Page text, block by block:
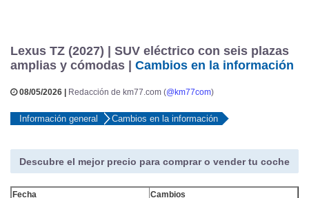
Lexus TZ (2027) | SUV eléctrico con seis plazas
amplias y cómodas | Cambios en la información
08/05/2026 | Redacción de km77.com (@km77com)
Información general Cambios en la información
Descubre el mejor precio para comprar o vender tu coche
Fecha Cambios